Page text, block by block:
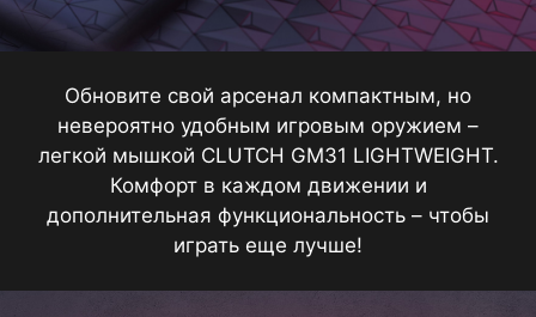
Обновите свой арсенал компактным, но
невероятно удобным игровым оружием –
легкой мышкой CLUTCH GM31 LIGHTWEIGHT.
Комфорт в каждом движении и
дополнительная функциональность – чтобы
играть еще лучше!